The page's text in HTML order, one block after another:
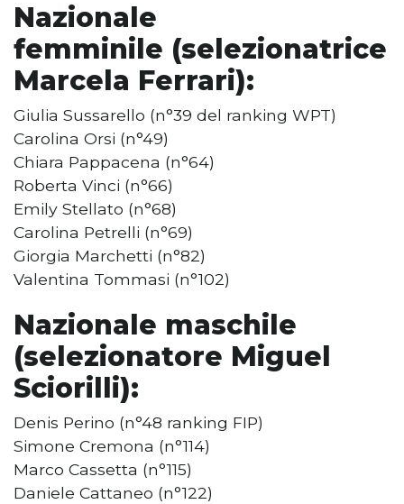
Nazionale
femminile (selezionatrice
Marcela Ferrari):
Giulia Sussarello (n°39 del ranking WPT)
Carolina Orsi (n°49)
Chiara Pappacena (n°64)
Roberta Vinci (n°66)
Emily Stellato (n°68)
Carolina Petrelli (n°69)
Giorgia Marchetti (n°82)
Valentina Tommasi (n°102)
Nazionale maschile
(selezionatore Miguel
Sciorilli):
Denis Perino (n°48 ranking FIP)
Simone Cremona (n°114)
Marco Cassetta (n°115)
Daniele Cattaneo (n°122)